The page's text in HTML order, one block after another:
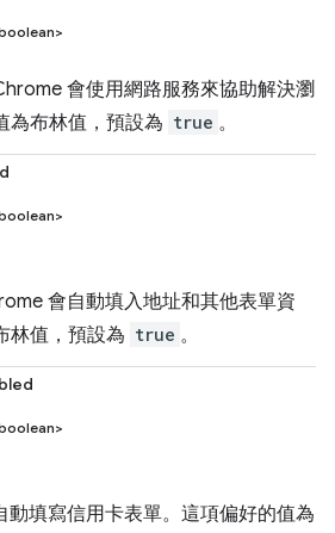
會使用網路服務來協助解決瀏
為布林值，預設為 true 。
會自動填入地址和其他表單資
林值，預設為 true 。
填寫信用卡表單。這項偏好的值為